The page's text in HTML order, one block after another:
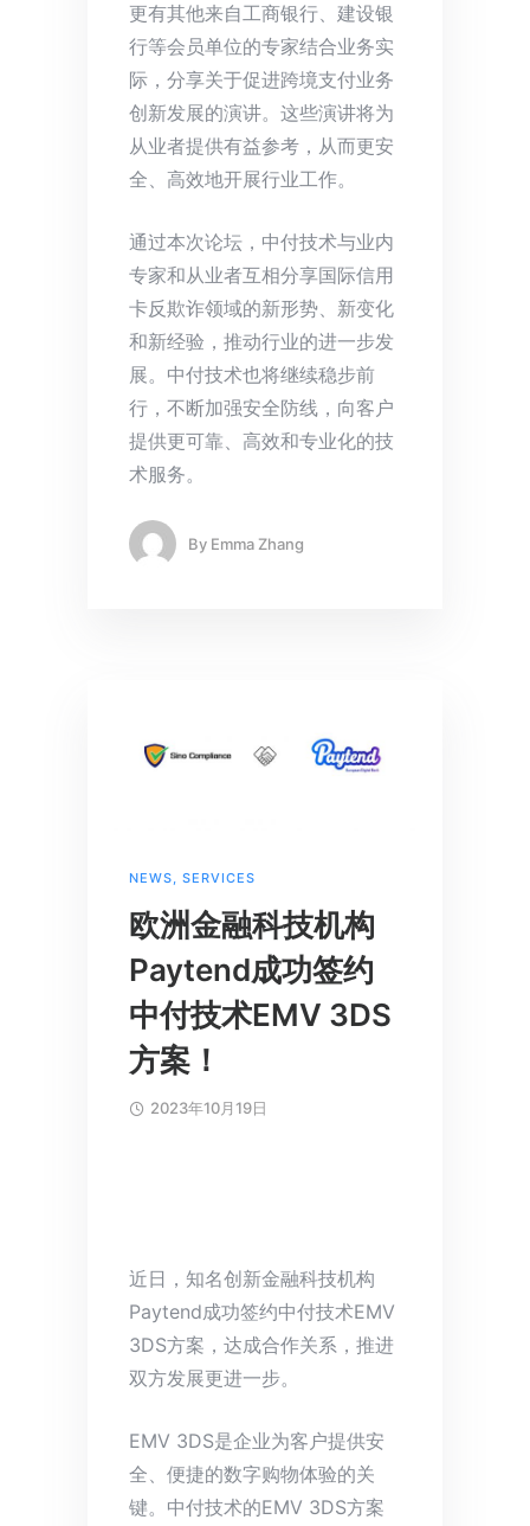
更有其他来自工商银行、建设银
行等会员单位的专家结合业务实
际，分享关于促进跨境支付业务
创新发展的演讲。这些演讲将为
从业者提供有益参考，从而更安
全、高效地开展行业工作。
通过本次论坛，中付技术与业内
专家和从业者互相分享国际信用
卡反欺诈领域的新形势、新变化
和新经验，推动行业的进一步发
展。中付技术也将继续稳步前
行，不断加强安全防线，向客户
提供更可靠、高效和专业化的技
术服务。
By Emma Zhang
NEWS, SERVICES
欧洲金融科技机构
Paytend成功签约
中付技术EMV 3DS
方案！
2023年10月19日
近日，知名创新金融科技机构
Paytend成功签约中付技术EMV
3DS方案，达成合作关系，推进
双方发展更进一步。
EMV 3DS是企业为客户提供安
全、便捷的数字购物体验的关
键。中付技术的EMV 3DS方案